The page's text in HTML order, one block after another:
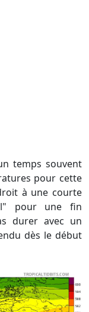
pour cette
à une courte
pour une fin
durer avec un
dès le début